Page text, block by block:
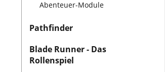
Abenteuer-Module
Pathfinder
Blade Runner - Das
Rollenspiel